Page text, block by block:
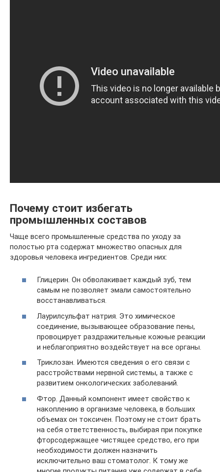
Почему стоит избегать
промышленных составов
Чаще всего промышленные средства по уходу за
полостью рта содержат множество опасных для
здоровья человека ингредиентов. Среди них:
Глицерин. Он обволакивает каждый зуб, тем
самым не позволяет эмали самостоятельно
восстанавливаться.
Лаурилсульфат натрия. Это химическое
соединение, вызывающее образование пены,
провоцирует раздражительные кожные реакции
и неблагоприятно воздействует на все органы.
Триклозан. Имеются сведения о его связи с
расстройствами нервной системы, а также с
развитием онкологических заболеваний.
Фтор. Данный компонент имеет свойство к
накоплению в организме человека, в больших
объемах он токсичен. Поэтому не стоит брать
на себя ответственность, выбирая при покупке
фторсодержащее чистящее средство, его при
необходимости должен назначить
исключительно ваш стоматолог. К тому же